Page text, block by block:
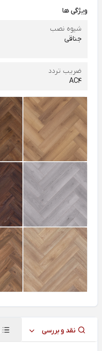
ویژگی ها
شیوه نصب
جناقی
ضریب تردد
AC4
نقد و بررسی